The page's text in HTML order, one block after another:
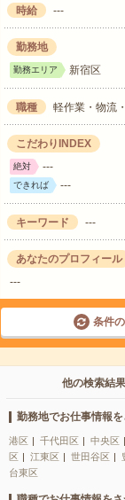
時給 ---
勤務地
勤務エリア 新宿区
職種 軽作業・物流
こだわりINDEX
絶対 ---
できれば ---
キーワード ---
あなたのプロフィール
---
条件
他の検索結
勤務地でお仕事情報を
港区 千代田区 中央区
区
江東区 世田谷区
台東区